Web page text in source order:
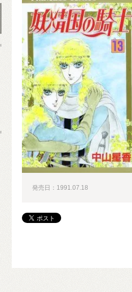
発売日：1991.07.18